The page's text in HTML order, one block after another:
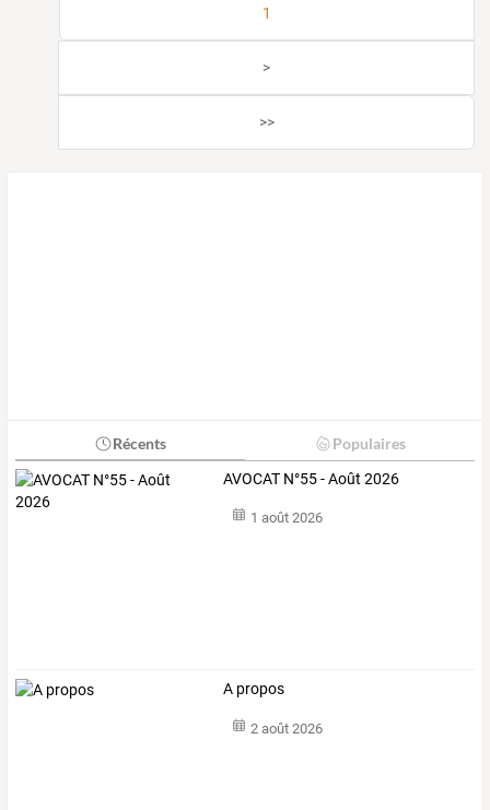
1
>
>>
Récents Populaires
AVOCAT N°55 - Août 2026
1 août 2026
A propos
2 août 2026